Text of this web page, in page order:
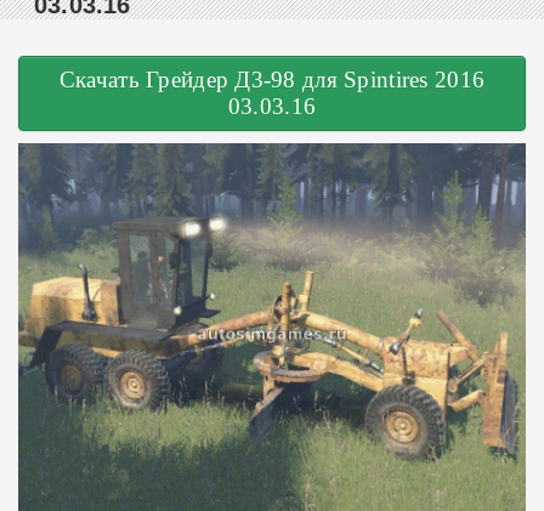
Скачать Грейдер Д3-98 для Spintires 2016
03.03.16